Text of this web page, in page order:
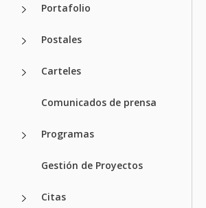
Portafolio
Postales
Carteles
Comunicados de prensa
Programas
Gestión de Proyectos
Citas